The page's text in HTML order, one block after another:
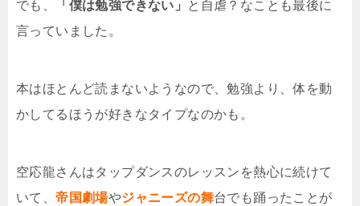
でも、 「僕は勉強できない」
と自虐？なことも最後に
言っていました。
本はほとんど読まないようなので、勉強より、体を動
かしてるほうが好きなタイプなのかも。
空応龍さんはタップダンスのレッスンを熱心に続けて
いて、帝国劇場やジャニーズの舞台でも踊ったことが